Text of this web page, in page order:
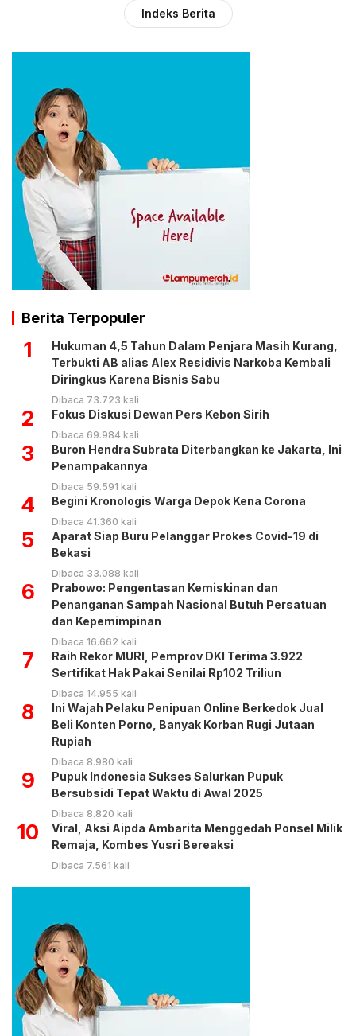
Indeks Berita
Berita Terpopuler
1
Hukuman 4,5 Tahun Dalam Penjara Masih Kurang,
Terbukti AB alias Alex Residivis Narkoba Kembali
Diringkus Karena Bisnis Sabu
Dibaca 73.723 kali
2 Fokus Diskusi Dewan Pers Kebon Sirih
Dibaca 69.984 kali
3
Buron Hendra Subrata Diterbangkan ke Jakarta, Ini
Penampakannya
Dibaca 59.591 kali
4 Begini Kronologis Warga Depok Kena Corona
Dibaca 41.360 kali
5
Aparat Siap Buru Pelanggar Prokes Covid-19 di
Bekasi
Dibaca 33.088 kali
6
Prabowo: Pengentasan Kemiskinan dan
Penanganan Sampah Nasional Butuh Persatuan
dan Kepemimpinan
Dibaca 16.662 kali
7
Raih Rekor MURI, Pemprov DKI Terima 3.922
Sertifikat Hak Pakai Senilai Rp102 Triliun
Dibaca 14.955 kali
8
Ini Wajah Pelaku Penipuan Online Berkedok Jual
Beli Konten Porno, Banyak Korban Rugi Jutaan
Rupiah
Dibaca 8.980 kali
9
Pupuk Indonesia Sukses Salurkan Pupuk
Bersubsidi Tepat Waktu di Awal 2025
Dibaca 8.820 kali
10
Viral, Aksi Aipda Ambarita Menggedah Ponsel Milik
Remaja, Kombes Yusri Bereaksi
Dibaca 7.561 kali